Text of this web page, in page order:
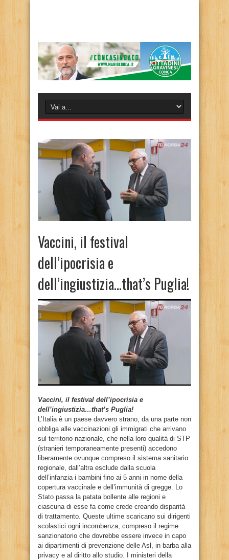
Vaccini, il festival
dell’ipocrisia e
dell’ingiustizia…that’s Puglia!
Vaccini, il festival dell’ipocrisia e
dell’ingiustizia…that’s Puglia!
L’Italia è un paese davvero strano, da una parte non
obbliga alle vaccinazioni gli immigrati che arrivano
sul territorio nazionale, che nella loro qualità di STP
(stranieri temporaneamente presenti) accedono
liberamente ovunque compreso il sistema sanitario
regionale, dall’altra esclude dalla scuola
dell’infanzia i bambini fino ai 5 anni in nome della
copertura vaccinale e dell’immunità di gregge. Lo
Stato passa la patata bollente alle regioni e
ciascuna di esse fa come crede creando disparità
di trattamento. Queste ultime scaricano sui dirigenti
scolastici ogni incombenza, compreso il regime
sanzionatorio che dovrebbe essere invece in capo
ai dipartimenti di prevenzione delle Asl, in barba alla
privacy e al diritto allo studio. I ministeri della